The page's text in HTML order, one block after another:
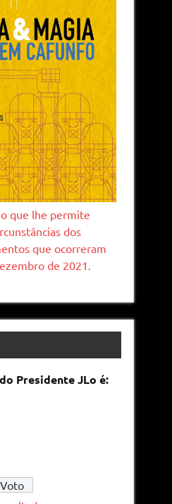
que lhe permite
dos
que ocorreram
de 2021.
Presidente JLo é: